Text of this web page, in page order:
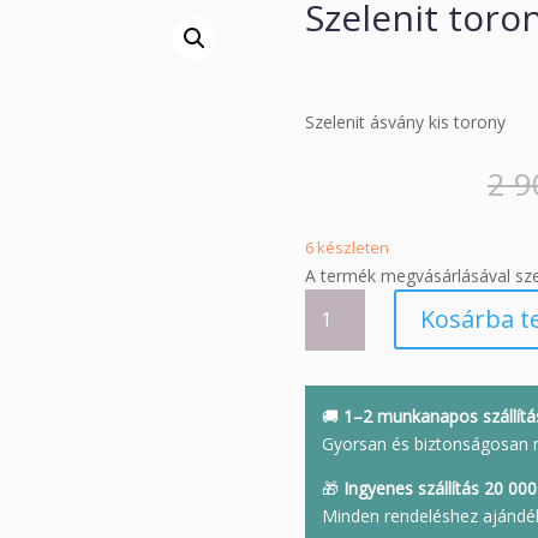
Szelenit
Szelenit ásvány kis torony
2
6 készleten
A termék megvásárlásával
torony
mennyiség
Kosárba
🚚 1–2 munkanapos
Gyorsan és biztonságosan
🎁 Ingyenes szállítás 20
Minden rendeléshez